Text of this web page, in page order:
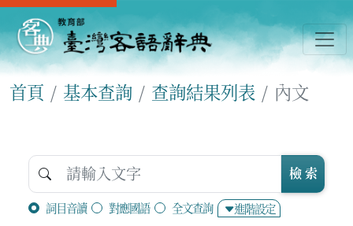
首頁 基本查詢 查詢結果列表 內文
詞目音讀 對應國語 全文查詢 進階設定
檢 索